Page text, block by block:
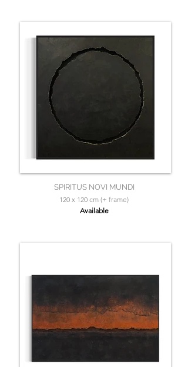
SPIRITUS NOVI MUNDI
120 x 120 cm (+ frame)
Available